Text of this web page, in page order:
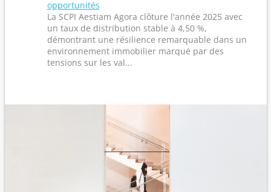
opportunités
La SCPI Aestiam Agora clôture l'année 2025 avec
un taux de distribution stable à 4,50 %,
démontrant une résilience remarquable dans un
environnement immobilier marqué par des
tensions sur les val...